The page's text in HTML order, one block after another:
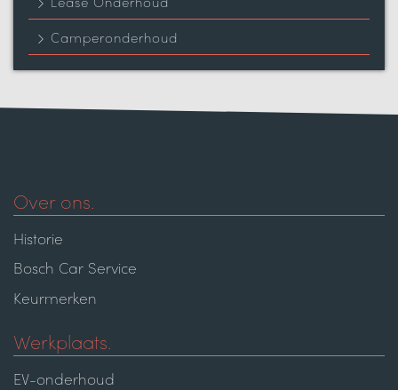
Camperonderhoud
Over ons.
Historie
Bosch Car Service
Keurmerken
Werkplaats.
EV-onderhoud